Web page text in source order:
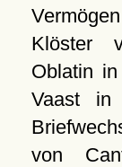
Klöster
Oblatin
Vaast in
von